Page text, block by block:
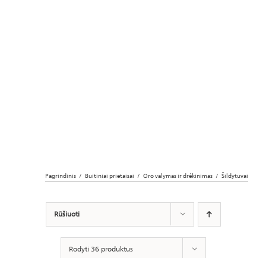
Pagrindinis Buitiniai prietaisai Oro valymas ir drėkinimas Šildytuvai
Rūšiuoti
Rodyti 36 produktus